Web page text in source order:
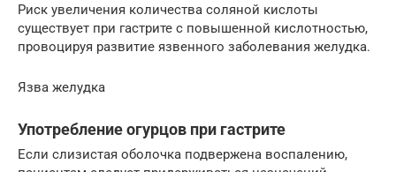
Риск увеличения количества соляной кислоты
существует при гастрите с повышенной кислотностью,
провоцируя развитие язвенного заболевания желудка.
Язва желудка
Употребление огурцов при гастрите
Если слизистая оболочка подвержена воспалению,